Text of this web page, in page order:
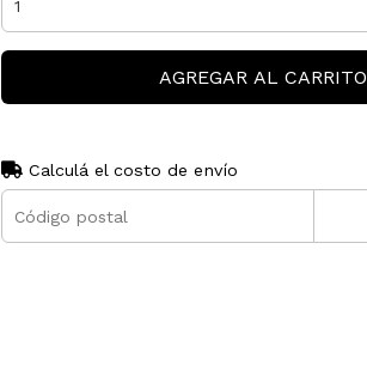
AGREGAR AL CARRITO
Calculá el costo de envío